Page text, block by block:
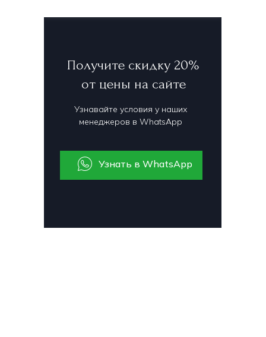
Получите скидку 20%
от цены на сайте
Узнавайте условия у наших
менеджеров в WhatsApp
Узнать в WhatsApp